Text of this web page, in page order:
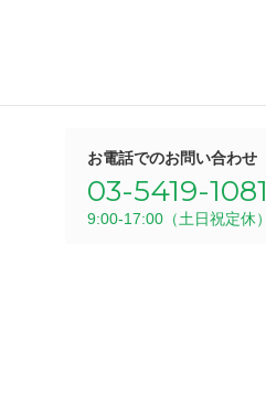
お電話でのお問い合わせ
03-5419-1081
9:00-17:00（土日祝定休）